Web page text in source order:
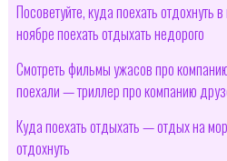
Посоветуйте, куда поехать
ноябре поехать отдыхать недорого
Смотреть фильмы ужасов про
поехали — триллер про компанию
Куда поехать отдыхать — отдых на
отдохнуть